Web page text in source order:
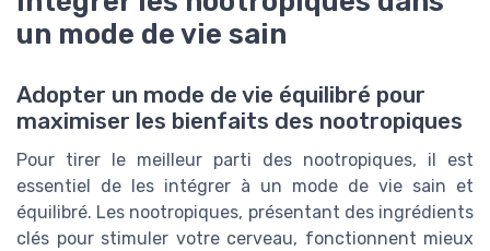
un mode de vie sain
Adopter un mode de vie équilibré pour
maximiser les bienfaits des nootropiques
Pour tirer le meilleur parti des nootropiques, il est
essentiel de les intégrer à un mode de vie sain et
équilibré. Les nootropiques, présentant des ingrédients
clés pour stimuler votre cerveau, fonctionnent mieux